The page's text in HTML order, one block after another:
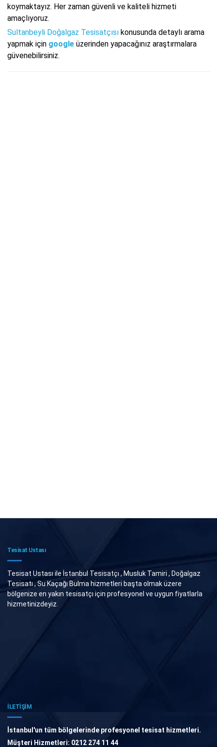
koymaktayız. Her zaman güvenli ve kaliteli hizmeti
amaçlıyoruz.
Sultanbeyli Doğalgaz Tesisatçısı konusunda detaylı arama
yapmak için google üzerinden yapacağınız araştırmalara
güvenebilirsiniz.
Tesisat Ustası
Tesisat Ustası ile İstanbul Tesisatçı , Musluk Tamiri , Doğalgaz
Tesisatı , Su Kaçağı Bulma hizmetleri başta olmak üzere
bölgenize en yakın tesisatçı için profesyonel ve uygun fiyatlarla
hizmetinizdeyiz.
İLETİŞİM
İstanbul'un tüm bölgelerinde profesyonel tesisat hizmetleri.
Müşteri Hizmetleri: 0212 274 11 44